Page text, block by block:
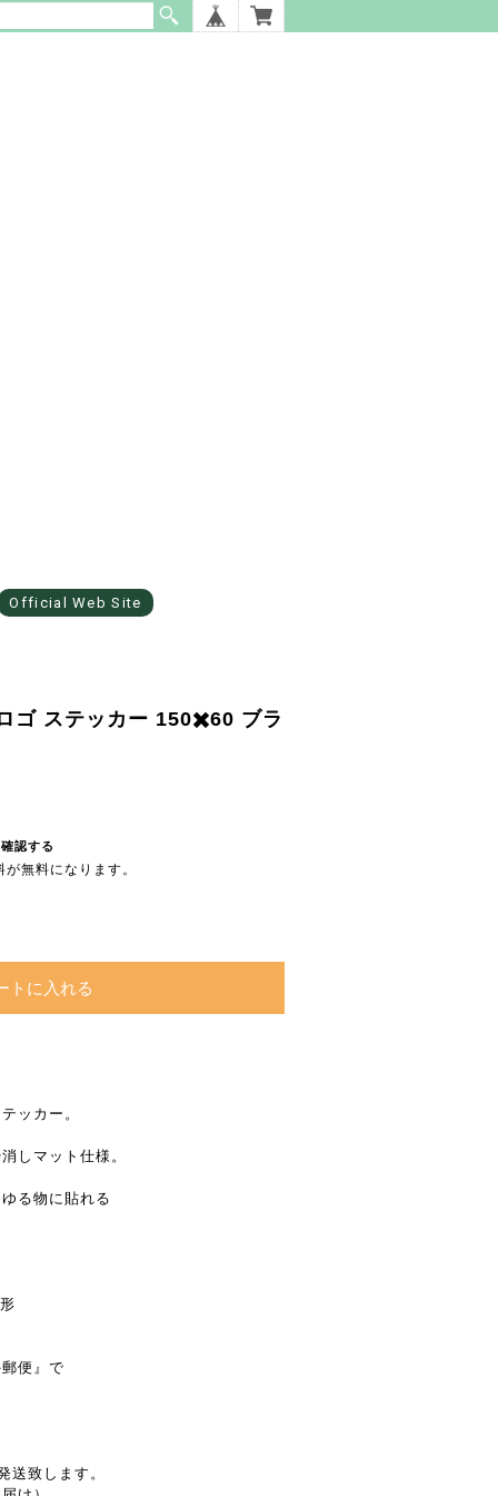
Official Web Site
ゴ ステッカー 150✖️60 ブラ
認する
無料になります。
トに入れる
ッカー。
しマット仕様。
る物に貼れる
便』で
送致します。